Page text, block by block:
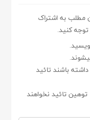
مطلب به اشتراک
توجه کنید.
باشند تائید
توهین تائید نخواهند